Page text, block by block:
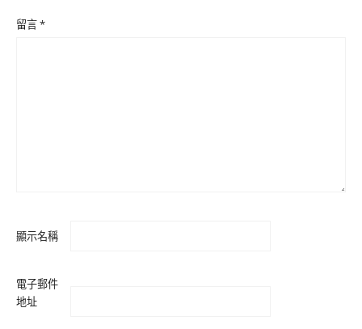
留言*
顯示名稱
電子郵件
地址